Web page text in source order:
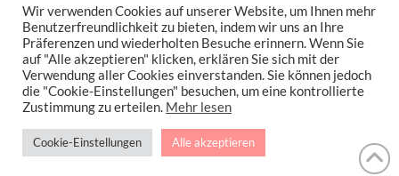
IMPRESSUM
DATENSCHUTZERKLÄRUNG
NEWSLETTER DATENSCHUTZRICHTLINIEN
Gesund Leben, Abnehmen, Zuckerfrei Backen, Reisen & Ausgehen Uvm.
!
Wir verwenden Cookies auf unserer Website, um Ihnen mehr
Benutzerfreundlichkeit zu bieten, indem wir uns an Ihre
Präferenzen und wiederholten Besuche erinnern. Wenn Sie
auf "Alle akzeptieren" klicken, erklären Sie sich mit der
Verwendung aller Cookies einverstanden. Sie können jedoch
die "Cookie-Einstellungen" besuchen, um eine kontrollierte
Zustimmung zu erteilen. Mehr lesen
Cookie-Einstellungen Alle akzeptieren